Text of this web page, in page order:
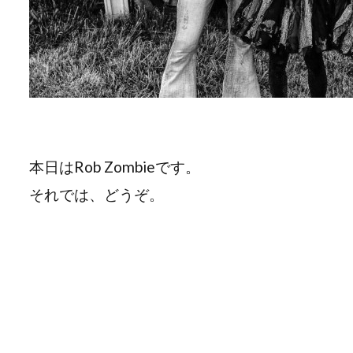
本日はRob Zombieです。
それでは、どうぞ。